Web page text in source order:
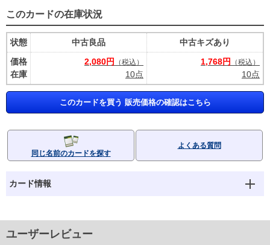
このカードの在庫状況
状態
価格
在庫
中古良品
2,080円
（税込）
10点
中古キズあり
1,768円
（税込）
10点
このカードを買う 販売価格の確認はこちら
同じ名前のカードを探す
よくある質問
カード情報
ユーザーレビュー